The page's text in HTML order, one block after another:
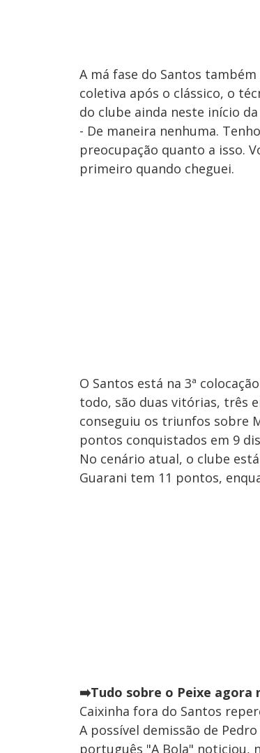
A má fase do Santos
coletiva após o clássico, o
do clube ainda neste início
- De maneira nenhuma.
preocupação quanto a isso.
primeiro quando cheguei.
O Santos está na 3ª
todo, são duas vitórias, três
conseguiu os triunfos sobre
pontos conquistados em 9
No cenário atual, o clube
Guarani tem 11 pontos,
➡️Tudo sobre o Peixe agora
Caixinha fora do Santos
A possível demissão de
português "A Bola" noticiou,